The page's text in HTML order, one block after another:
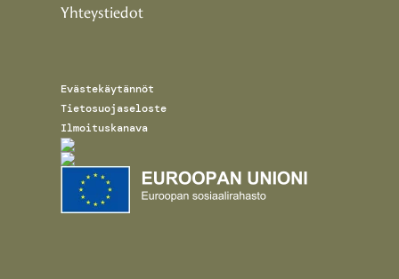
Yhteystiedot
Evästekäytännöt
Tietosuojaseloste
Ilmoituskanava